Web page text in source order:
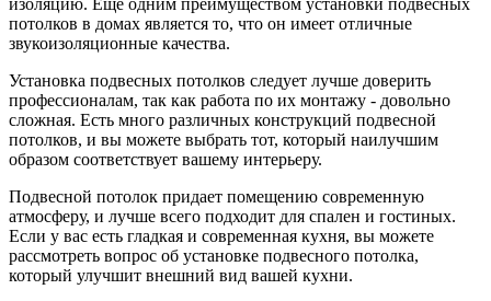
потолков в домах является то, что он имеет отличные
звукоизоляционные качества.
Установка подвесных потолков следует лучше доверить
профессионалам, так как работа по их монтажу - довольно
сложная. Есть много различных конструкций подвесной
потолков, и вы можете выбрать тот, который наилучшим
образом соответствует вашему интерьеру.
Подвесной потолок придает помещению современную
атмосферу, и лучше всего подходит для спален и гостиных.
Если у вас есть гладкая и современная кухня, вы можете
рассмотреть вопрос об установке подвесного потолка,
который улучшит внешний вид вашей кухни.